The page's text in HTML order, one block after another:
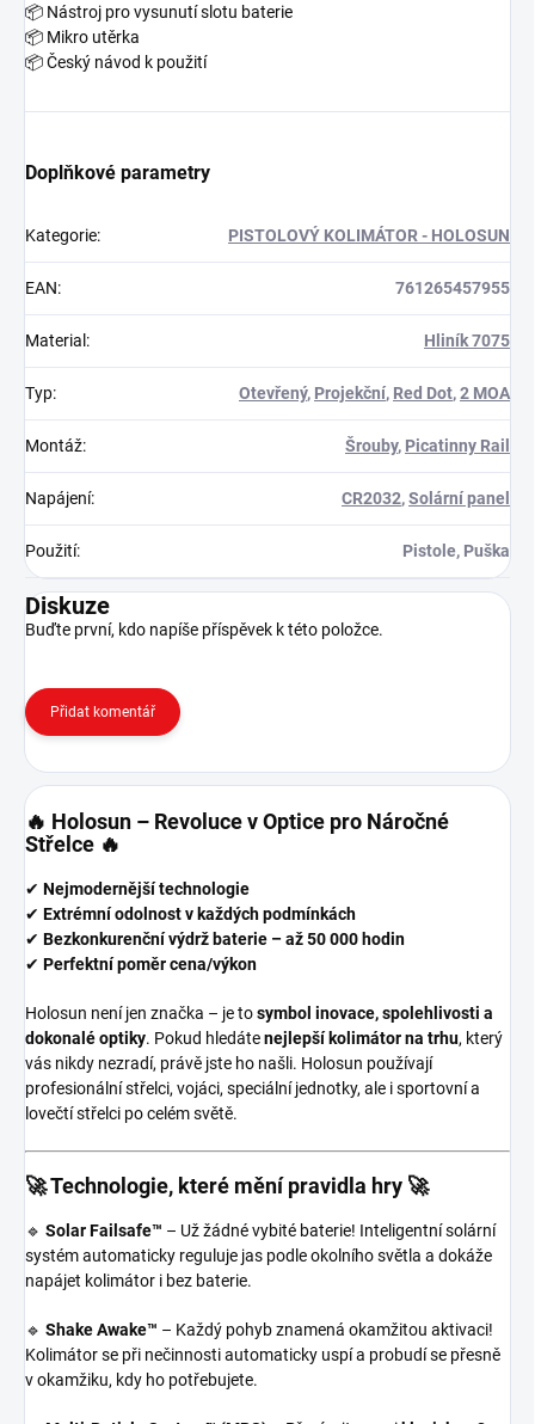
📦 Nástroj pro vysunutí slotu baterie
📦 Mikro utěrka
📦Český návod k použití
Doplňkové parametry
Kategorie: PISTOLOVÝ KOLIMÁTOR - HOLOSUN
EAN: 761265457955
Material : Hliník 7075
Typ: Otevřený, Projekční, Red Dot,2 MOA
Montáž: Šrouby, Picatinny Rail
Napájení: CR2032,Solární panel
Použití: Pistole, Puška
Diskuze
Buďte první, kdo napíše příspěvek k této položce.
Přidat komentář
🔥 Holosun – Revoluce v Optice pro Náročné
Střelce 🔥
✔ Nejmodernější technologie
✔ Extrémní odolnost v každých podmínkách
✔ Bezkonkurenční výdrž baterie – až 50 000 hodin
✔ Perfektní poměr cena/výkon
Holosun není jen značka – je tosymbol inovace, spolehlivosti a
dokonalé optiky. Pokud hledátenejlepší kolimátor na trhu, který
vás nikdy nezradí, právě jste ho našli. Holosun používají
profesionální střelci, vojáci, speciální jednotky, ale i sportovní a
lovečtí střelci po celém světě.
🚀 Technologie, které mění pravidla hry 🚀
🔹 Solar Failsafe™ – Už žádné vybité baterie! Inteligentní solární
systém automaticky reguluje jas podle okolního světla a dokáže
napájet kolimátor i bez baterie.
🔹 Shake Awake™ – Každý pohyb znamená okamžitou aktivaci!
Kolimátor se při nečinnosti automaticky uspí a probudí se přesně
v okamžiku, kdy ho potřebujete.